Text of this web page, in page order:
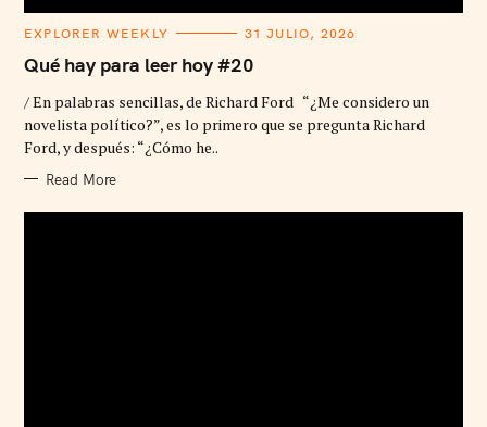
C
T
E
O
I
E
EXPLORER WEEKLY 31 JULIO, 2026
Qué hay para leer hoy #20
/ En palabras sencillas, de Richard Ford “¿Me considero un
novelista político?”, es lo primero que se pregunta Richard
Ford, y después: “¿Cómo he..
Read More